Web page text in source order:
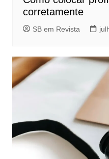
corretamente
SB em Revista